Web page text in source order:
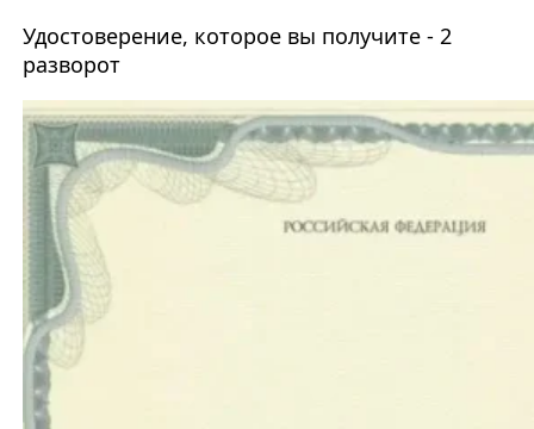
Удостоверение, которое вы получите - 2
разворот